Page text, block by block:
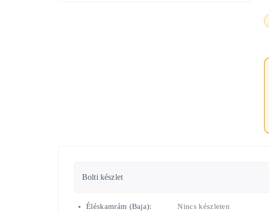
Bolti készlet
Éléskamrám (Baja):
Nincs készleten